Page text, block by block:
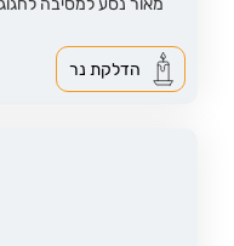
מאור נסע למסיבה
הדלקת נר